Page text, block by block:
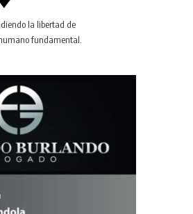
la libertad de
fundamental.